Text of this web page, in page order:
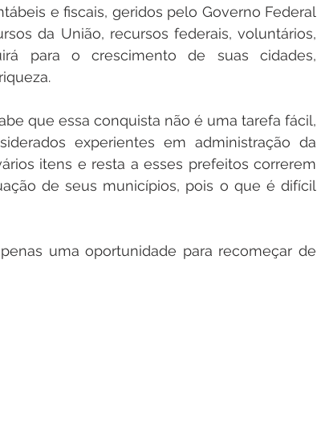
e fiscais, geridos pelo Governo Federal
da União, recursos federais, voluntários,
para o crescimento de suas cidades,
que essa conquista não é uma tarefa fácil,
experientes em administração da
itens e resta a esses prefeitos correrem
de seus municípios, pois o que é difícil
uma oportunidade para recomeçar de